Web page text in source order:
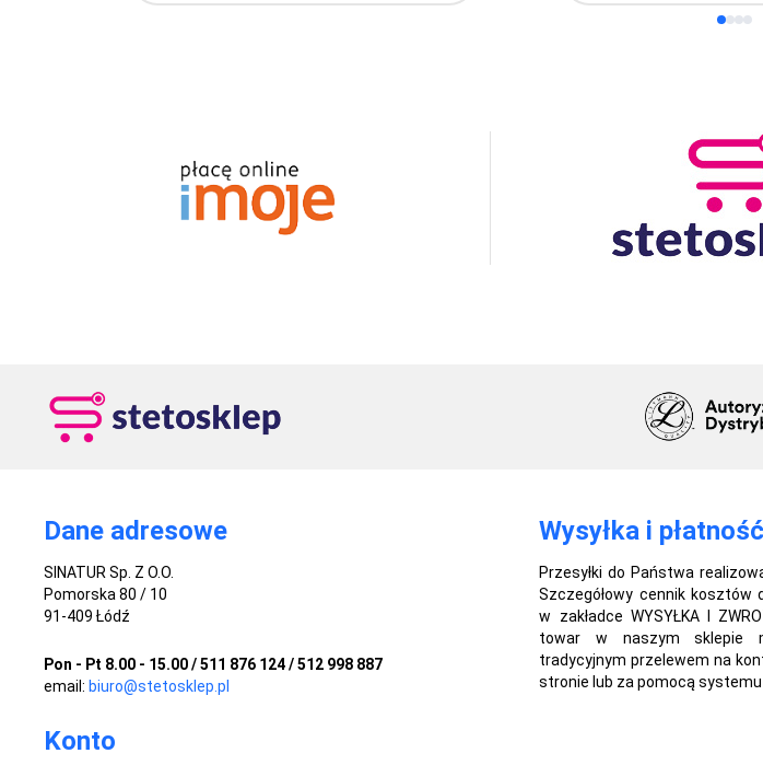
Dane adresowe
SINATUR Sp. Z O.O.
Pomorska 80 / 10
91-409 Łódź
Pon - Pt 8.00 - 15.00 / 511 876 124 / 512 998 887
email: biuro@stetosklep.pl
Konto
Wysyłka i płatność
Przesyłki do Państwa
Szczegółowy cennik
w zakładce WYSYŁKA I
towar w naszym sklepie
tradycyjnym przelewem na
stronie lub za pomocą systemu